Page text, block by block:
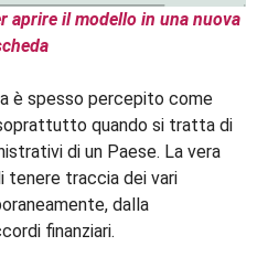
aprire il modello in una nuova
è spesso percepito come
quando si tratta di
di un Paese. La vera
traccia dei vari
dalla
finanziari.